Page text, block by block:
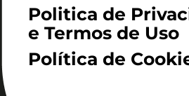
Politica de
e Termos de Uso
Política de